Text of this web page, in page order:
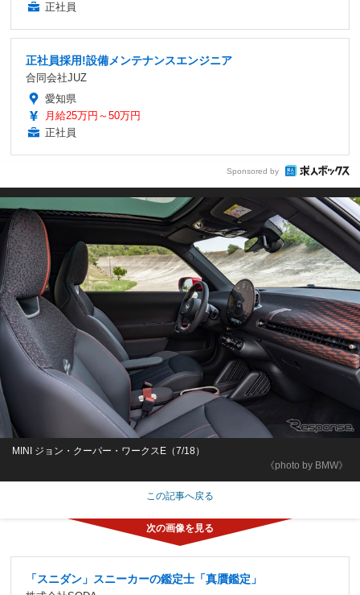
正社員
正社員採用!設備メンテナンスエンジニア
合同会社JUZ
愛知県
月給25万円～50万円
正社員
Sponsored by
《photo by BMW》
MINI ジョン・クーパー・ワークスE（7/18）
この記事へ戻る
「スニダン」スニーカーの鑑定士「真贋鑑定」